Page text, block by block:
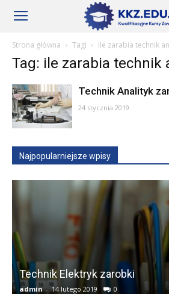
Szkoły
KKZ
Aktualności
Strona główna Tagi Ile zarabia technik
Tag: ile zarabia technik
Technik Analityk
24 stycznia 2019
Najpopularniejsze wpisy
Technik Elektryk zarobki
admin - 14 lutego 2019 0